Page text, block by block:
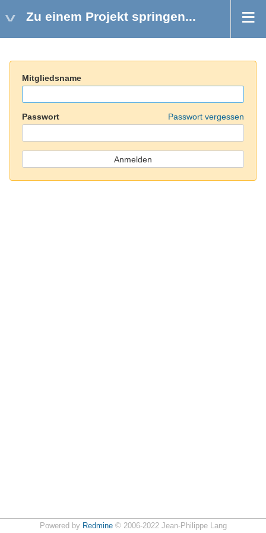
Zu einem Projekt springen...
Mitgliedsname
Passwort Passwort vergessen
Powered by Redmine© 2006-2022 Jean-Philippe Lang